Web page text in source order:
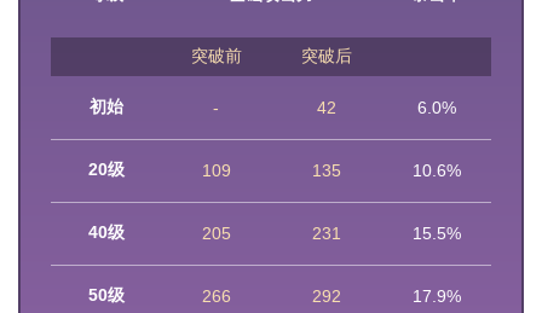
突破前 突破后
初始 - 42 6.0%
20级 109 135 10.6%
40级 205 231 15.5%
50级 266 292 17.9%